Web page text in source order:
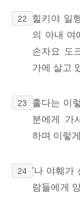
22
힐키야 일
의 아내 여
손자요 도
가에 살고
23
훌다는 이
분에게 가
하며 이렇
24 '나 야훼가
람들에게